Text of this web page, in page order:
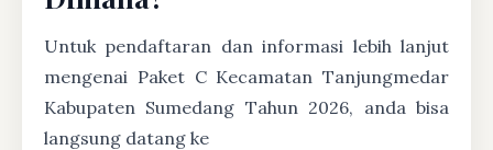
Untuk pendaftaran dan informasi lebih lanjut
mengenai Paket C Kecamatan Tanjungmedar
Kabupaten Sumedang Tahun 2026, anda bisa
langsung datang ke